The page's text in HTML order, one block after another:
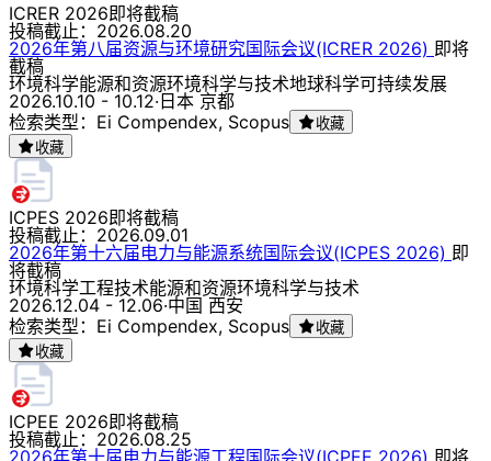
ICRER 2026即将截稿
投稿截止： 2026.08.20
2026年第八届资源与环境研究国际会议(ICRER 2026) 即将
截稿
环境科学能源和资源环境科学与技术地球科学可持续发展
2026.10.10 - 10.12·日本 京都
检索类型：Ei Compendex, Scopus
收藏
收藏
ICPES 2026即将截稿
投稿截止： 2026.09.01
2026年第十六届电力与能源系统国际会议(ICPES 2026) 即
将截稿
环境科学工程技术能源和资源环境科学与技术
2026.12.04 - 12.06·中国 西安
检索类型：Ei Compendex, Scopus
收藏
收藏
ICPEE 2026即将截稿
投稿截止： 2026.08.25
2026年第十届电力与能源工程国际会议(ICPEE 2026) 即将